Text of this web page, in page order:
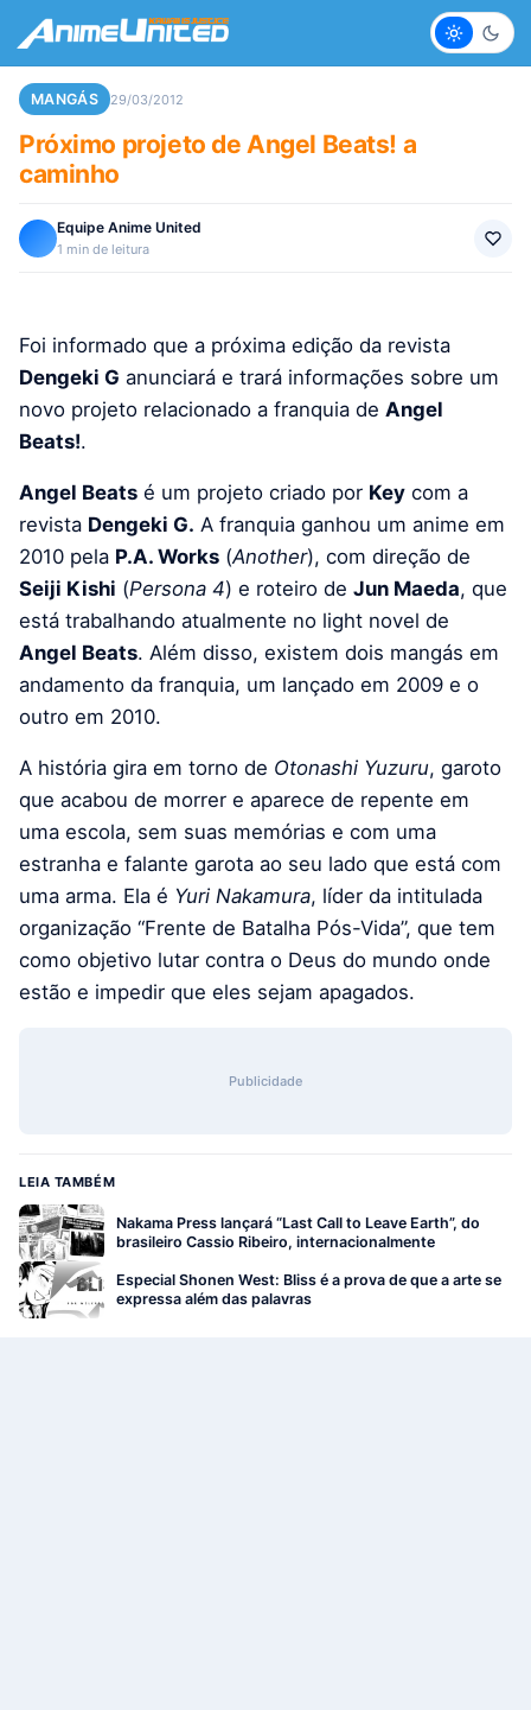
Claro
MANGÁS 29/03/2012
Próximo projeto de Angel Beats! a
caminho
Equipe Anime United
1 min de leitura
Foi informado que a próxima edição da revista
Dengeki G anunciará e trará informações sobre um
novo projeto relacionado a franquia de Angel
Beats!.
Angel Beats é um projeto criado por Key com a
revista Dengeki G. A franquia ganhou um anime em
2010 pela P.A. Works (Another), com direção de
Seiji Kishi (Persona 4) e roteiro de Jun Maeda, que
está trabalhando atualmente no light novel de
Angel Beats. Além disso, existem dois mangás em
andamento da franquia, um lançado em 2009 e o
outro em 2010.
A história gira em torno de Otonashi Yuzuru, garoto
que acabou de morrer e aparece de repente em
uma escola, sem suas memórias e com uma
estranha e falante garota ao seu lado que está com
uma arma. Ela é Yuri Nakamura, líder da intitulada
organização “Frente de Batalha Pós-Vida”, que tem
como objetivo lutar contra o Deus do mundo onde
estão e impedir que eles sejam apagados.
Publicidade
LEIA TAMBÉM
Nakama Press lançará “Last Call to Leave Earth”, do
brasileiro Cassio Ribeiro, internacionalmente
Especial Shonen West: Bliss é a prova de que a arte se
expressa além das palavras